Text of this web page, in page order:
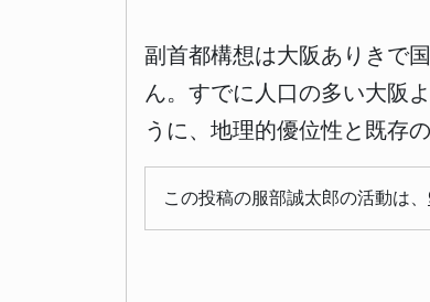
副首都構想は大阪ありきで
ん。すでに人口の多い大阪
うに、地理的優位性と既存
この投稿の服部誠太郎の活動は、